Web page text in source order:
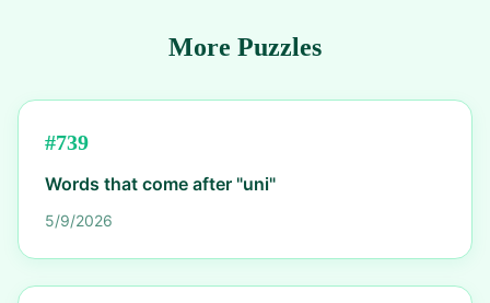
More Puzzles
#739
Words that come after "uni"
5/9/2026